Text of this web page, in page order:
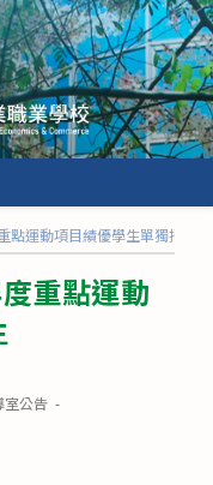
運動項目績優學生單獨招生
重點運動
室公告